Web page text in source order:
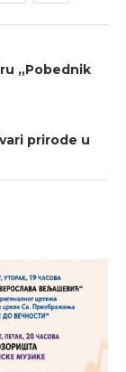
„Pobednik
prirode u